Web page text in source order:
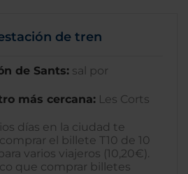
de tren
de Sants: sal por
más cercana: Les Corts
días en la ciudad te
el billete T10 de 10
varios viajeros (10,20€).
que comprar billetes